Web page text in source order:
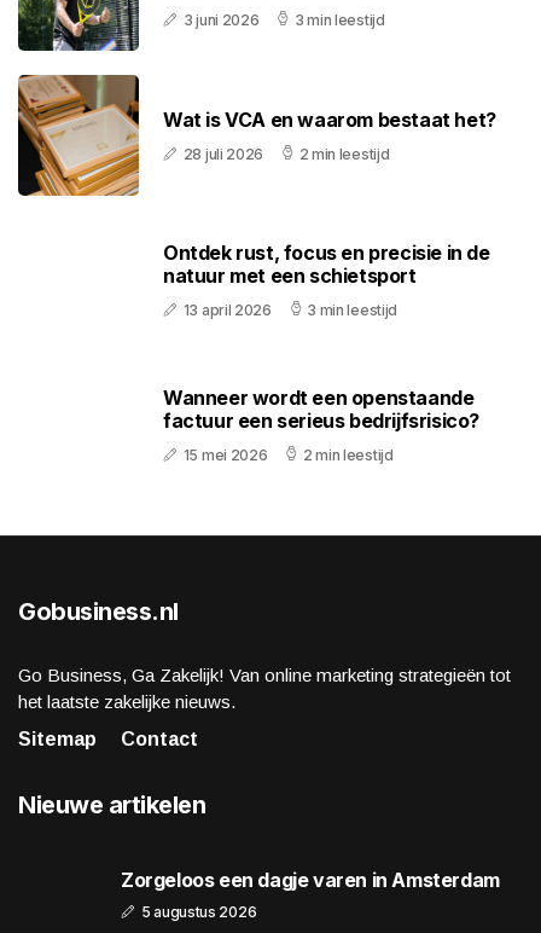
3 juni 2026 3 min leestijd
Wat is VCA en waarom bestaat het?
28 juli 2026 2 min leestijd
Ontdek rust, focus en precisie in de
natuur met een schietsport
13 april 2026 3 min leestijd
Wanneer wordt een openstaande
factuur een serieus bedrijfsrisico?
15 mei 2026 2 min leestijd
Gobusiness.nl
Go Business, Ga Zakelijk! Van online marketing strategieën tot
het laatste zakelijke nieuws.
Sitemap
Contact
Nieuwe artikelen
Zorgeloos een dagje varen in Amsterdam
5 augustus 2026